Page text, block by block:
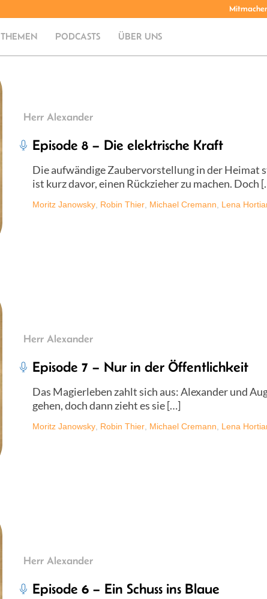
THEMEN PODCASTS ÜBER UNS
Herr Alexander
Episode 8 – Die elektrische Kraft
Die aufwändige Zaubervorstellung in der Heimat
ist kurz davor, einen Rückzieher zu machen. Doch
Moritz Janowsky Robin Thier Michael Cremann Lena
Herr Alexander
Episode 7 – Nur in der Öffentlichkeit
Das Magierleben zahlt sich aus: Alexander und
gehen, doch dann zieht es sie […]
Moritz Janowsky Robin Thier Michael Cremann Lena
Herr Alexander
Episode 6 – Ein Schuss ins Blaue